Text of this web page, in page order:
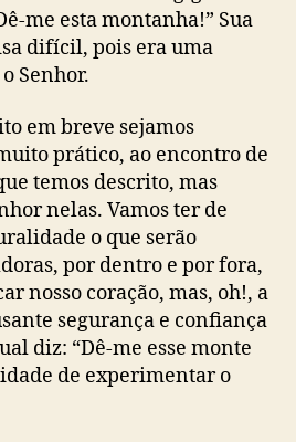
me esta montanha!” Sua
difícil, pois era uma
Senhor.
em breve sejamos
prático, ao encontro de
temos descrito, mas
nelas. Vamos ter de
o que serão
por dentro e por fora,
nosso coração, mas, oh!, a
segurança e confiança
diz: “Dê-me esse monte
de experimentar o